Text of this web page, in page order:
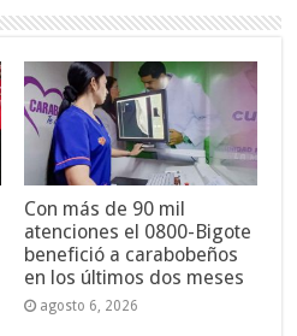
Con más de 90 mil
atenciones el 0800-Bigote
benefició a carabobeños
en los últimos dos meses
agosto 6, 2026